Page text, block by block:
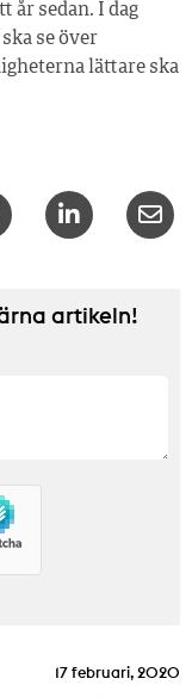
år sedan. I dag
se över
lättare ska
artikeln!
17 februari, 2020